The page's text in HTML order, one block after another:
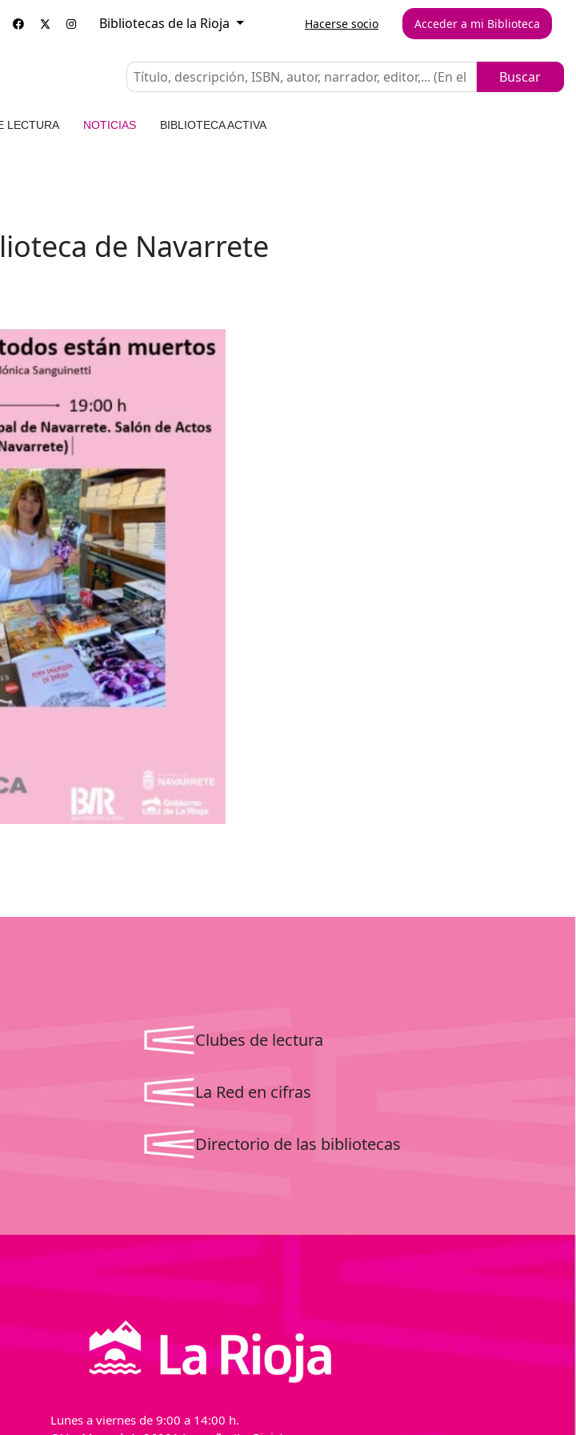
Bibliotecas de la Rioja Hacerse socio Acceder a mi Biblioteca
LECTURA NOTICIAS BIBLIOTECA ACTIVA
de Navarrete
Clubes de lectura
La Red en cifras
Directorio de las bibliotecas
Lunes a viernes de 9:00 a 14:00 h.